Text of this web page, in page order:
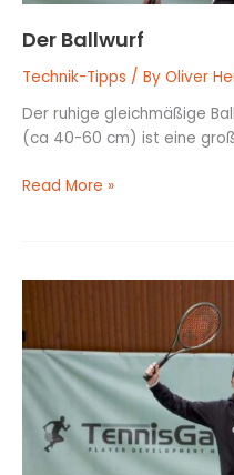
Der Ballwurf
Technik-Tipps / By Oliver
Der ruhige gleichmäßige
(ca 40-60 cm) ist eine
Read More »
Position